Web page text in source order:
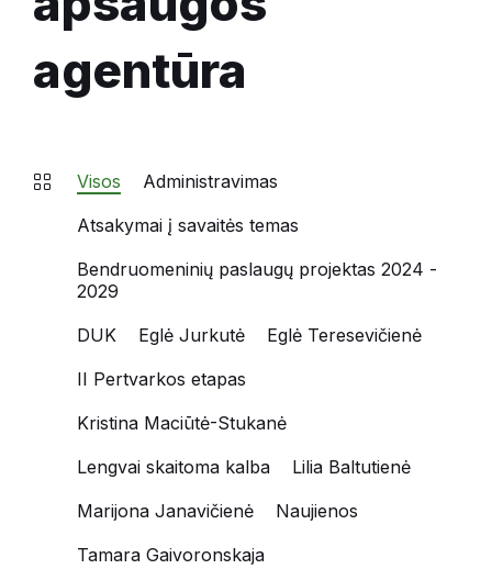
agentūra
Visos
Administravimas
Atsakymai į savaitės temas
Bendruomeninių paslaugų projektas 2024 -
2029
DUK
Eglė Jurkutė
Eglė Teresevičienė
II Pertvarkos etapas
Kristina Maciūtė-Stukanė
Lengvai skaitoma kalba
Lilia Baltutienė
Marijona Janavičienė
Naujienos
Tamara Gaivoronskaja